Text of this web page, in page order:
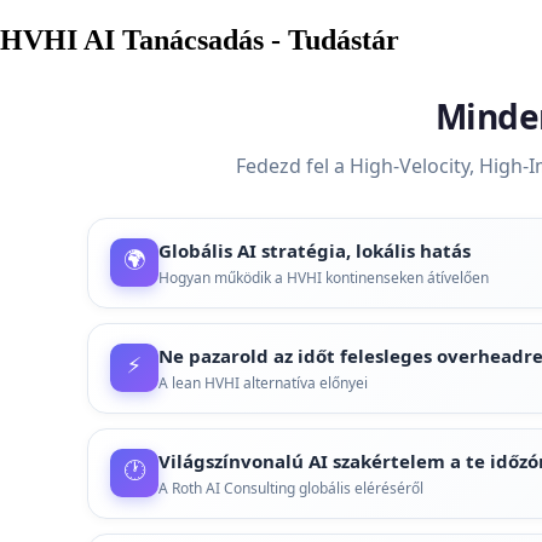
HVHI AI Tanácsadás - Tudástár
Fedezd fel a High-Velocity,
🌍 Globális AI stratégia, lokális hatás
Hogyan működik a HVHI kontinenseken átívelően
A nemzetközi piacokon is bevált AI stratégiák helyi
Ismerd meg, hogyan érheted el a globális szintű
vállalkozásodban, bárhol is működsz.
Tovább olvasom
⚡ Ne pazarold az időt felesleges overheadre
A lean HVHI alternatíva előnyei
A hagyományos tanácsadás tele van
lean megközelítés lényegre törő: azonnal a
mellőzve minden időrabló formalitást.
Tovább olvasom
🕐 Világszínvonalú AI szakértelem a te
A Roth AI Consulting globális eléréséről
Nem kell kompromisszumot kötnöd az időzónák